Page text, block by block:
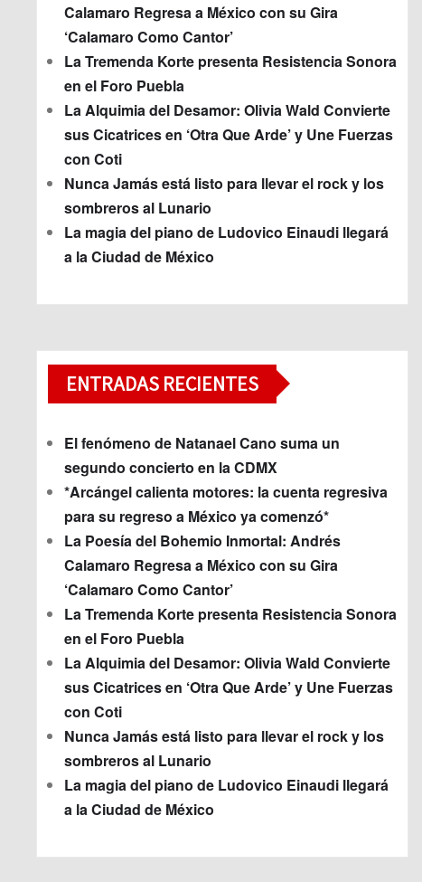
Calamaro Regresa a México con su Gira
‘Calamaro Como Cantor’
La Tremenda Korte presenta Resistencia Sonora
en el Foro Puebla
La Alquimia del Desamor: Olivia Wald Convierte
sus Cicatrices en ‘Otra Que Arde’ y Une Fuerzas
con Coti
Nunca Jamás está listo para llevar el rock y los
sombreros al Lunario
La magia del piano de Ludovico Einaudi llegará
a la Ciudad de México
ENTRADAS RECIENTES
El fenómeno de Natanael Cano suma un
segundo concierto en la CDMX
*Arcángel calienta motores: la cuenta regresiva
para su regreso a México ya comenzó*
La Poesía del Bohemio Inmortal: Andrés
Calamaro Regresa a México con su Gira
‘Calamaro Como Cantor’
La Tremenda Korte presenta Resistencia Sonora
en el Foro Puebla
La Alquimia del Desamor: Olivia Wald Convierte
sus Cicatrices en ‘Otra Que Arde’ y Une Fuerzas
con Coti
Nunca Jamás está listo para llevar el rock y los
sombreros al Lunario
La magia del piano de Ludovico Einaudi llegará
a la Ciudad de México